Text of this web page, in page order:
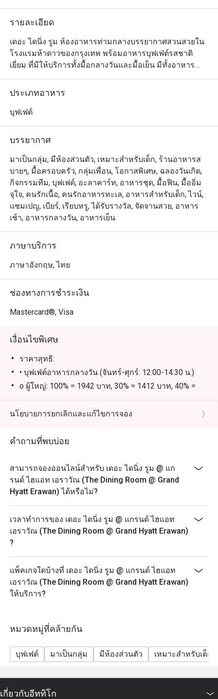
รายละเอียด
เดอะ ไดนิ่ง รูม ห้องอาหารท่ามกลางบรรยากาศสวนสวยใน
โรงแรมห้าดาวของกรุงเทพ พร้อมอาหารบุฟเฟ่ต์รสชาติ
เยี่ยม ที่มีให้บริการทั้งมื้อกลางวันและมื้อเย็น มีทั้งอาหาร
ตะวันตก อาหารไทยและอาหารเอเชียรสชาติดั้งเดิม เสิร์ฟ
จากครัวเปิด ที่แสดงการทำอาหารสดๆใหม่ๆให้ท่านได้ชม
หมูหัน ปลาแซลม่อนอบเกลือแบเต็มตัว ก้ามปู ของหวานรส
กูร์เมต์สุดหรูสำหรับมื้อกลางวันและมื้อค่ำ ตั้งอยู่ที่ชั้น M ของ
โรงแรม Grand Hyatt Erawan Bangkok เชื่อมต่อโดยตรงกับ
สถานีรถไฟฟ้า BTS ชิดลม โดดเด่นด้วยบรรยากาศหรูหราแต่
แสนอบอุ่น เหมาะสำหรับบรันช์ ดินเนอร์ หรือโอกาสพิเศษ
เมนูแนะนำที่ห้ามพลาด ได้แก่ ก้ามปูนึ่งเนื้อแน่น แร็คลัมป์
ย่างสุดนุ่ม และขนมหวานหลากหลายที่รังสรรค์อย่าง
มอบประสบการณ์ที่น่าประทับใจทั้งสำหรับคนท้องถิ่นและ
นักท่องเที่ยว เหมาะสำหรับผู้ที่มองหาบุฟเฟ่ต์คุณภาพสูง
และทำเลที่สะดวกใกล้ BTS ชิดลม รับรองว่าจะต้องอยาก
กลับมาอีกแน่นอน
ในการรับประทานอาหาร เพียงเลือกช่วงเวลาที่ต้องการ ก็
สามารถรับส่วนลดพิเศษตามช่วงเวลาได้สูงสุดถึง 50% จาก
ประเภทอาหาร
บุฟเฟต์
บรรยากาศ
มาเป็นกลุ่ม, มีห้องส่วนตัว, เหมาะสำหรับเด็ก, ร้านอาหารส
บายๆ, มื้อครอบครัว, กลุ่มเพื่อน, โอกาสพิเศษ, ฉลองวันเกิด,
กิจกรรมทีม, บุฟเฟต์, อะลาคาร์ท, อาหารชุด, มื้อฟิน, มื้ออิ่ม
จุใจ, คนรักเนื้อ, คนรักอาหารทะเล, อาหารสำหรับเด็ก, ไวน์,
แชมเปญ, เบียร์, เรียบหรู, ได้รับรางวัล, จัดจานสวย, อาหาร
เช้า, อาหารกลางวัน, อาหารเย็น
ภาษาบริการ
ภาษาอังกฤษ, ไทย
ช่องทางการชำระเงิน
Mastercard®, Visa
เงื่อนไขพิเศษ
ราคาสุทธิ:
• บุฟเฟ่ต์อาหารกลางวัน (จันทร์-ศุกร์: 12:00-14:30 น.)
o ผู้ใหญ่: 100% = 1942 บาท, 30% = 1412 บาท, 40% =
1236 บาท, 50% = 1059 บาท
o เด็ก: 100% = 971 บาท, 30% = 707 บาท, 40% = 618
• บุฟเฟ่ต์อาหารกลางวัน (เสาร์: 12:00-14:30 น.)
1648 บาท, 50% = 1412 บาท
o เด็ก: 100% = 1295 บาท, 30% = 942 บาท, 40% = 824
บาท, 50% = 706 บาท บาท
o ผู้ใหญ่: 100% = 3060 บาท, 30% = 2226 บาท, 40% =
1947 บาท, 50% = 1669 บาท
• บุฟเฟ่ต์อาหารเย็น (วันจันทร์-วันพฤหัสบดี: 17:30-22:00
น.)
o ผู้ใหญ่: 100% = 2236 บาท, 30% = 1626 บาท, 40% =
บาท 50% = 610 บาท
o ผู้ใหญ่: 100% = 2766 บาท, 30% = 2012 บาท, 40% =
o เด็ก: 100% = 1383 บาท, 30% = 1006 บาท, 40% = 880
บาท, 50% = 754 บาท
นโยบายการยกเลิกและแก้ไขการจอง
คำถามที่พบบ่อย
สามารถจองออนไลน์สำหรับ เดอะ ไดนิ่ง รูม @ แก
รนด์ ไฮแอท เอราวัณ (The Dining Room @ Grand
Hyatt Erawan) ได้หรือไม่?
เวลาทำการของ เดอะ ไดนิ่ง รูม @ แกรนด์ ไฮแอท
เอราวัณ (The Dining Room @ Grand Hyatt Erawan)
?
แพ็คเกจใดบ้างที่ เดอะ ไดนิ่ง รูม @ แกรนด์ ไฮแอท
เอราวัณ (The Dining Room @ Grand Hyatt Erawan)
ให้บริการ?
หมวดหมู่ที่คล้ายกัน
บุฟเฟต์ มาเป็นกลุ่ม มีห้องส่วนตัว เหมาะสำหรับเด็ก
เกี่ยวกับอีททิโก